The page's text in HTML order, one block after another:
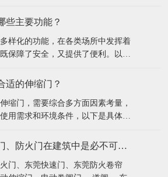
长）分为三级： 1.甲级防火门 1.耐
分区交界处、重要设备间（如配电
些主要功能？
样化的功能，在各类场所中发挥着
保障了安全，又提供了便利。以下
器、按钮、刷卡设备、手机 APP 等
捷，极大地提高了人员和车辆的通
于频繁进出的场景。 安全
适的伸缩门？
缩门，需要综合多方面因素考量，
用需求和环境条件，以下是具体的
安装伸缩门的门洞宽度和高度，根
且与周边环境协调。例如，大型工
防火卷帘门、防火门在建筑中是必不可少的
门、东莞快速门、东莞防火卷帘